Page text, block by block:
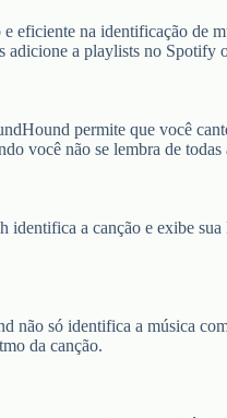
eficiente na identificação de
adicione a playlists no Spotify
permite que você
você não se lembra de todas
identifica a canção e exibe
não só identifica a música
da canção.